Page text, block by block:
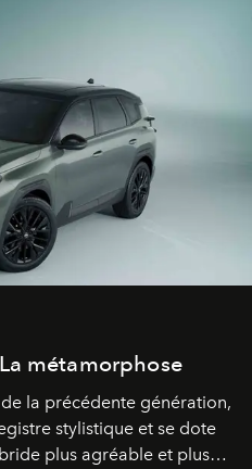
métamorphose
la précédente génération,
stylistique et se dote
plus agréable et plus